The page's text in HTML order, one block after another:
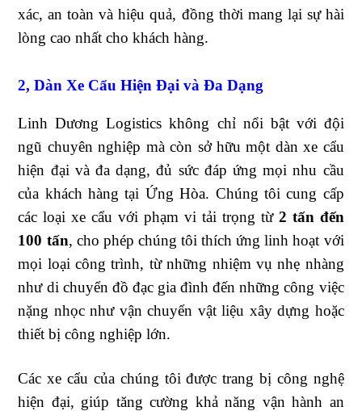
xác, an toàn và hiệu quả, đồng thời mang lại sự hài
lòng cao nhất cho khách hàng.
2, Dàn Xe Cẩu Hiện Đại và Đa Dạng
Linh Dương Logistics không chỉ nổi bật với đội
ngũ chuyên nghiệp mà còn sở hữu một dàn xe cẩu
hiện đại và đa dạng, đủ sức đáp ứng mọi nhu cầu
của khách hàng tại Ứng Hòa. Chúng tôi cung cấp
các loại xe cẩu với phạm vi tải trọng từ 2 tấn đến
100 tấn, cho phép chúng tôi thích ứng linh hoạt với
mọi loại công trình, từ những nhiệm vụ nhẹ nhàng
như di chuyển đồ đạc gia đình đến những công việc
nặng nhọc như vận chuyển vật liệu xây dựng hoặc
thiết bị công nghiệp lớn.
Các xe cẩu của chúng tôi được trang bị công nghệ
hiện đại, giúp tăng cường khả năng vận hành an